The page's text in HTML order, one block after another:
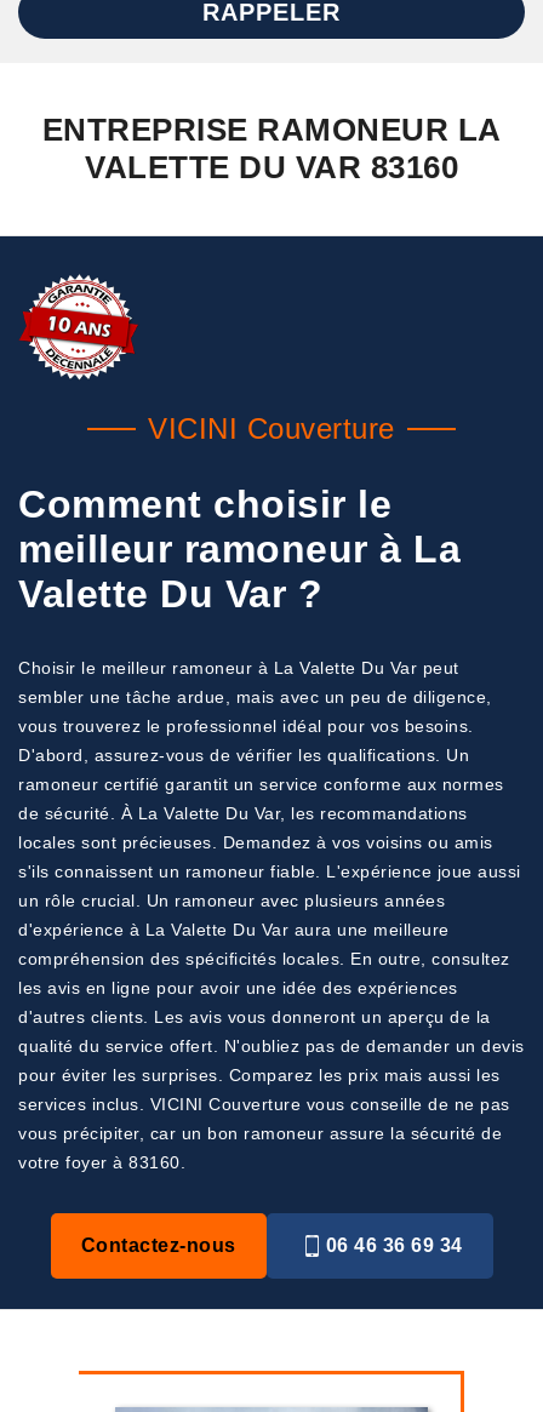
ENTREPRISE RAMONEUR LA
VALETTE DU VAR 83160
VICINI Couverture
Comment choisir le
meilleur ramoneur à La
Valette Du Var ?
Choisir le meilleur ramoneur à La Valette Du Var peut
sembler une tâche ardue, mais avec un peu de diligence,
vous trouverez le professionnel idéal pour vos besoins.
D'abord, assurez-vous de vérifier les qualifications. Un
ramoneur certifié garantit un service conforme aux normes
de sécurité. À La Valette Du Var, les recommandations
locales sont précieuses. Demandez à vos voisins ou amis
s'ils connaissent un ramoneur fiable. L'expérience joue aussi
un rôle crucial. Un ramoneur avec plusieurs années
d'expérience à La Valette Du Var aura une meilleure
compréhension des spécificités locales. En outre, consultez
les avis en ligne pour avoir une idée des expériences
d'autres clients. Les avis vous donneront un aperçu de la
qualité du service offert. N'oubliez pas de demander un devis
pour éviter les surprises. Comparez les prix mais aussi les
services inclus. VICINI Couverture vous conseille de ne pas
vous précipiter, car un bon ramoneur assure la sécurité de
votre foyer à 83160.
Contactez-nous 06 46 36 69 34